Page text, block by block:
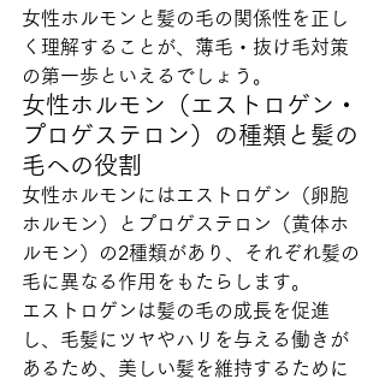
女性ホルモンと髪の毛の関係性を正し
く理解することが、薄毛・抜け毛対策
の第一歩といえるでしょう。
女性ホルモン（エストロゲン・
プロゲステロン）の種類と髪の
毛への役割
女性ホルモンにはエストロゲン（卵胞
ホルモン）とプロゲステロン（黄体ホ
ルモン）の2種類があり、それぞれ髪の
毛に異なる作用をもたらします。
エストロゲンは髪の毛の成長を促進
し、毛髪にツヤやハリを与える働きが
あるため、美しい髪を維持するために